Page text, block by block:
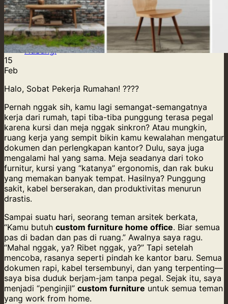
Hubungi
Hubungi
15
Feb
Halo, Sobat Pekerja Rumahan! ????
Pernah nggak sih, kamu lagi semangat-semangatnya
kerja dari rumah, tapi tiba-tiba punggung terasa pegal
karena kursi dan meja nggak sinkron? Atau mungkin,
ruang kerja yang sempit bikin kamu kewalahan mengatur
dokumen dan perlengkapan kantor? Dulu, saya juga
mengalami hal yang sama. Meja seadanya dari toko
furnitur, kursi yang “katanya” ergonomis, dan rak buku
yang memakan banyak tempat. Hasilnya? Punggung
sakit, kabel berserakan, dan produktivitas menurun
drastis.
Sampai suatu hari, seorang teman arsitek berkata,
“Kamu butuh custom furniture home office. Biar semua
pas di badan dan pas di ruang.” Awalnya saya ragu.
“Mahal nggak, ya? Ribet nggak, ya?” Tapi setelah
mencoba, rasanya seperti pindah ke kantor baru. Semua
dokumen rapi, kabel tersembunyi, dan yang terpenting—
saya bisa duduk berjam-jam tanpa pegal. Sejak itu, saya
menjadi “penginjil” custom furniture untuk semua teman
yang work from home.